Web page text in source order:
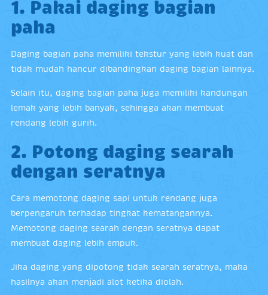
1. Pakai daging bagian
paha
Daging bagian paha memiliki tekstur yang lebih kuat dan
tidak mudah hancur dibandingkan daging bagian lainnya.
Selain itu, daging bagian paha juga memiliki kandungan
lemak yang lebih banyak, sehingga akan membuat
rendang lebih gurih.
2. Potong daging searah
dengan seratnya
Cara memotong daging sapi untuk rendang juga
berpengaruh terhadap tingkat kematangannya.
Memotong daging searah dengan seratnya dapat
membuat daging lebih empuk.
Jika daging yang dipotong tidak searah seratnya, maka
hasilnya akan menjadi alot ketika diolah.